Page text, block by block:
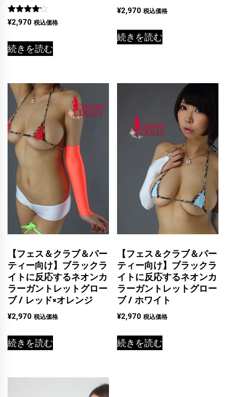
5段階中
4.00
¥2,970 税込価格
続きを読む
¥2,970 税込価格
続きを読む
【フェス＆クラブ＆パー
ティー向け】ブラックラ
イトに反応するネオンカ
ラーガントレットグロー
ブ / レッド×オレンジ
¥2,970 税込価格
続きを読む
【フェス＆クラブ＆パー
ティー向け】ブラックラ
イトに反応するネオンカ
ラーガントレットグロー
ブ / ホワイト
¥2,970 税込価格
続きを読む